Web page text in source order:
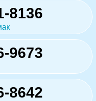
8136
9673
8642